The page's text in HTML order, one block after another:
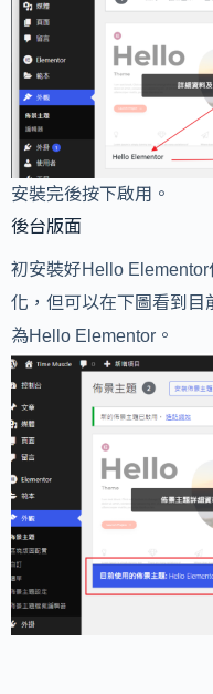
安裝完後按下啟用。
後台版面
初安裝好Hello
化，但可以在下圖看到目
為Hello Elementor。